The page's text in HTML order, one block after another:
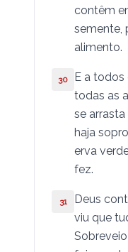
contêm
semente,
alimento.
30
E a todos
todas as
se
haja
erva
fez.
31
Deus
viu que